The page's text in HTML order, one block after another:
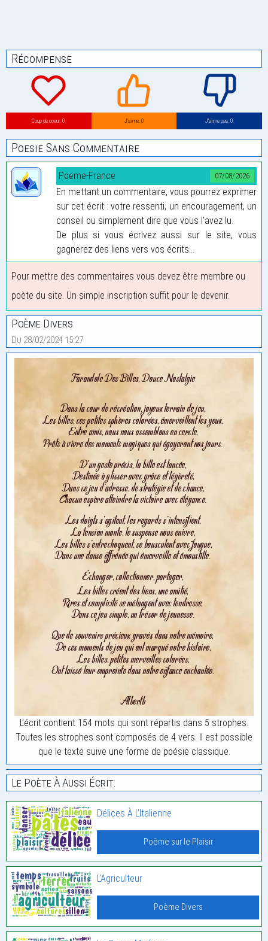
Récompense
Coup de coeur: 0 J’aime: 0 J’aime pas: 0
Poesie Sans Commentaire
07/08/2026
Poeme-France
En mettant un commentaire, vous pourrez exprimer
sur cet écrit : votre ressenti, un encouragement, un
conseil ou simplement dire que vous l'avez lu.
De plus si vous écrivez aussi sur le site, vous
gagnerez des liens vers vos écrits...
Pour mettre des commentaires vous devez être membre ou
poète du site. Un simple inscription suffit pour le devenir.
Poème Divers
Du 28/02/2024 15:27
L'écrit contient 154 mots qui sont répartis dans 5 strophes.
Toutes les strophes sont composés de 4 vers. Il est possible
que le texte suive une forme de poésie classique.
Le Poète À Aussi Écrit:
Délices À L’Italienne
Poème sur le Plaisir
L’Agriculteur
Poème Divers